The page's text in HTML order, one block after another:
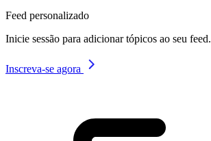
Feed personalizado
Inicie sessão para adicionar tópicos ao seu feed.
Inscreva-se agora